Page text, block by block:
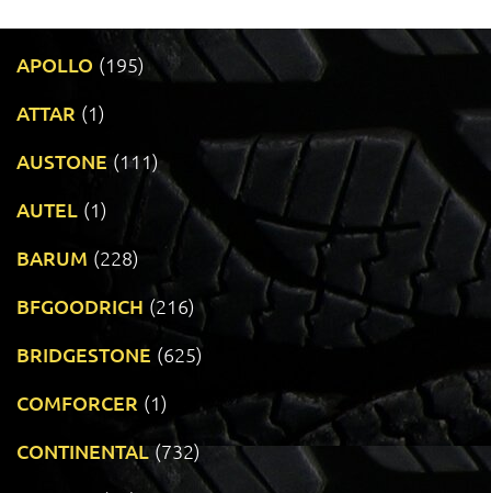
APOLLO (195)
ATTAR (1)
AUSTONE (111)
AUTEL (1)
BARUM (228)
BFGOODRICH (216)
BRIDGESTONE (625)
COMFORCER (1)
CONTINENTAL (732)